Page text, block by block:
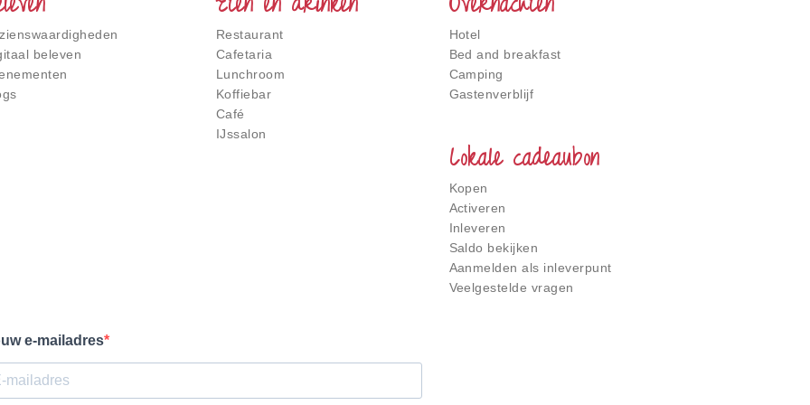
beleven
Restaurant
Cafetaria
Lunchroom
Koffiebar
Café
IJssalon
Hotel
Bed and breakfast
Camping
Gastenverblijf
Lokale cadeaubon
Kopen
Activeren
Inleveren
Saldo bekijken
Aanmelden als inleverpunt
Veelgestelde vragen
e-mailadres